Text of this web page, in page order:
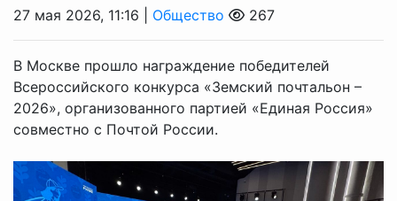
27 мая 2026, 11:16 | Общество 267
В Москве прошло награждение победителей
Всероссийского конкурса «Земский почтальон –
2026», организованного партией «Единая Россия»
совместно с Почтой России.